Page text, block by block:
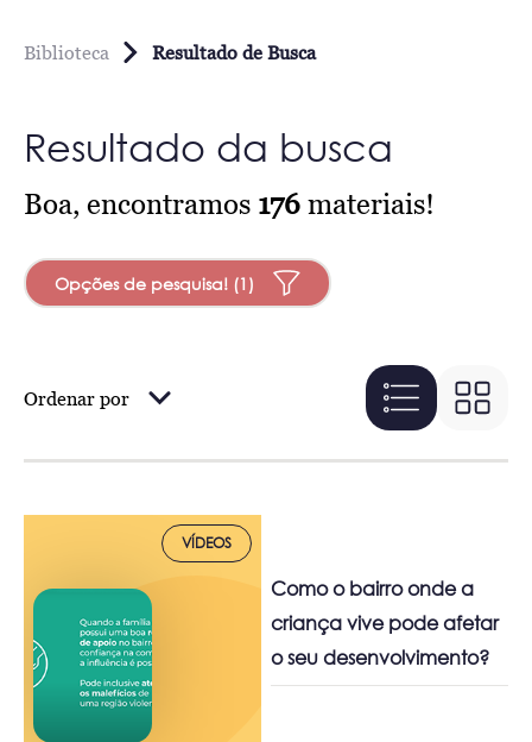
Biblioteca Resultado de Busca
Resultado da busca
Boa, encontramos 176 materiais!
Opções de pesquisa! (1)
Ordenar por
VÍDEOS
Como o bairro onde a
criança vive pode afetar
o seu desenvolvimento?